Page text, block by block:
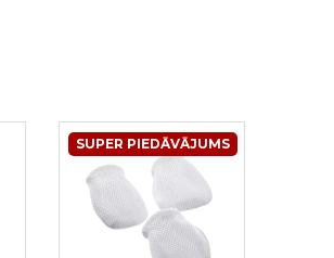
SUPER PIEDĀVĀJUMS